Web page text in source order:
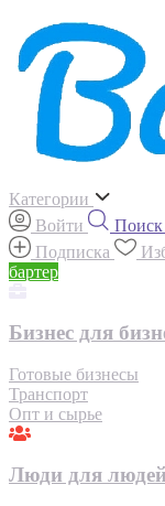
Категории
Войти
Поиск
Подписка
бартер
Бизнес для
Готовые бизнесы
Транспорт
Опт и сырье
Люди для